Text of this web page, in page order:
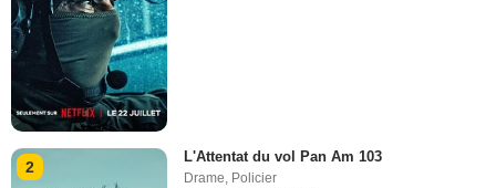
2
L'Attentat du vol Pan Am 103
Drame, Policier